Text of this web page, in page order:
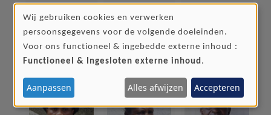
nacht
GEBRUIK
VAN
PERSOONSGEGEVENS
EN
COOKIES
Wij gebruiken cookies en verwerken
persoonsgegevens voor de volgende doeleinden.
Voor ons functioneel & ingebedde externe inhoud :
Functioneel & Ingesloten externe inhoud.
Aanpassen Alles afwijzen Accepteren